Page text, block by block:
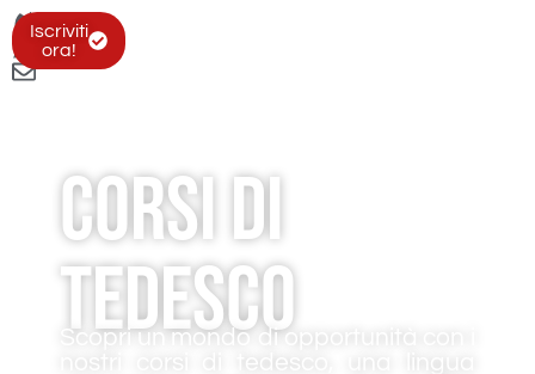
Iscriviti
ora!
Corsi di
tedesco
Scopri un mondo di opportunità con i